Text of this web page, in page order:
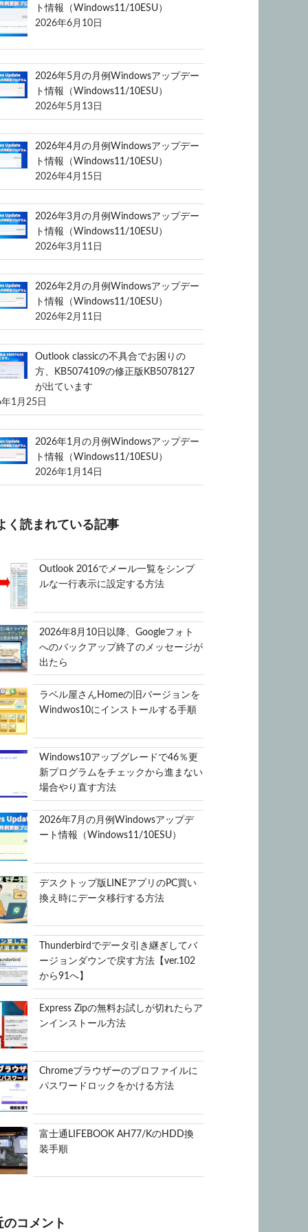
ト情報（Windows11/10ESU）
2026年6月10日
2026年5月の月例Windowsアップデー
ト情報（Windows11/10ESU）
2026年5月13日
2026年4月の月例Windowsアップデー
ト情報（Windows11/10ESU）
2026年4月15日
2026年3月の月例Windowsアップデー
ト情報（Windows11/10ESU）
2026年3月11日
2026年2月の月例Windowsアップデー
ト情報（Windows11/10ESU）
2026年2月11日
Outlook classicの不具合でお困りの
方、KB5074109の修正版KB5078127
が出ています
1月25日
2026年1月の月例Windowsアップデー
ト情報（Windows11/10ESU）
2026年1月14日
く読まれている記事
Outlook 2016でメール一覧をシンプ
ルな一行表示に設定する方法
2026年8月10日以降、Googleフォト
へのバックアップ終了のメッセージが
出たら
ラベル屋さんHomeの旧バージョンを
Windwos10にインストールする手順
Windows10アップグレードで46％更
新プログラムをチェックから進まない
場合やり直す方法
2026年7月の月例Windowsアップデ
ート情報（Windows11/10ESU）
デスクトップ版LINEアプリのPC買い
換え時にデータ移行する方法
Thunderbirdでデータ引き継ぎしてバ
ージョンダウンで戻す方法【ver.102
から91へ】
Express Zipの無料お試しが切れたらア
ンインストール方法
Chromeブラウザーのプロファイルに
パスワードロックをかける方法
富士通LIFEBOOK AH77/KのHDD換
装手順
のコメント